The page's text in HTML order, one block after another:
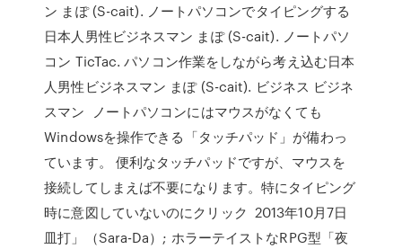
ン まぽ (S-cait). ノートパソコンでタイピングする
日本人男性ビジネスマン まぽ (S-cait). ノートパソ
コン TicTac. パソコン作業をしながら考え込む日本
人男性ビジネスマン まぽ (S-cait). ビジネス ビジネ
スマン ノートパソコンにはマウスがなくても
Windowsを操作できる「タッチパッド」が備わっ
ています。 便利なタッチパッドですが、マウスを
接続してしまえば不要になります。特にタイピング
時に意図していないのにクリック 2013年10月7日
皿打」（Sara-Da）; ホラーテイストなRPG型「夜